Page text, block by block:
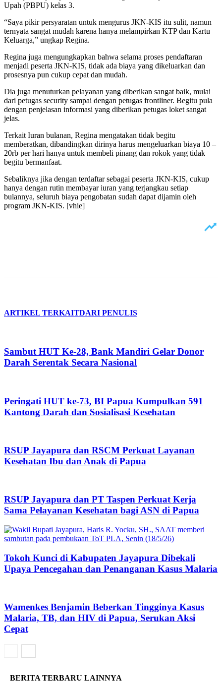
Upah (PBPU) kelas 3.
“Saya pikir persyaratan untuk mengurus JKN-KIS itu sulit, namun
ternyata sangat mudah karena hanya melampirkan KTP dan Kartu
Keluarga,” ungkap Regina.
Regina juga mengungkapkan bahwa selama proses pendaftaran
menjadi peserta JKN-KIS, tidak ada biaya yang dikeluarkan dan
prosesnya pun cukup cepat dan mudah.
Dia juga menuturkan pelayanan yang diberikan sangat baik, mulai
dari petugas security sampai dengan petugas frontliner. Begitu pula
dengan penjelasan informasi yang diberikan petugas loket sangat
jelas.
Terkait Iuran bulanan, Regina mengatakan tidak begitu
memberatkan, dibandingkan dirinya harus mengeluarkan biaya 10 –
20rb per hari hanya untuk membeli pinang dan rokok yang tidak
begitu bermanfaat.
Sebaliknya jika dengan terdaftar sebagai peserta JKN-KIS, cukup
hanya dengan rutin membayar iuran yang terjangkau setiap
bulannya, seluruh biaya pengobatan sudah dapat dijamin oleh
program JKN-KIS. [vhie]
ARTIKEL TERKAITDARI PENULIS
Sambut HUT Ke-28, Bank Mandiri Gelar Donor
Darah Serentak Secara Nasional
Peringati HUT ke-73, BI Papua Kumpulkan 591
Kantong Darah dan Sosialisasi Kesehatan
RSUP Jayapura dan RSCM Perkuat Layanan
Kesehatan Ibu dan Anak di Papua
RSUP Jayapura dan PT Taspen Perkuat Kerja
Sama Pelayanan Kesehatan bagi ASN di Papua
Tokoh Kunci di Kabupaten Jayapura Dibekali
Upaya Pencegahan dan Penanganan Kasus Malaria
Wamenkes Benjamin Beberkan Tingginya Kasus
Malaria, TB, dan HIV di Papua, Serukan Aksi
Cepat
BERITA TERBARU LAINNYA